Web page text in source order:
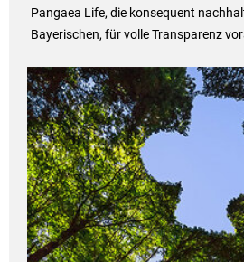
Pangaea Life, die konsequent
Bayerischen, für volle Transparenz